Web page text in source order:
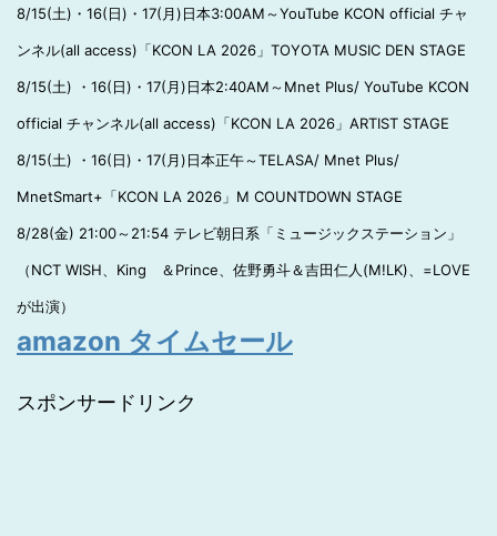
8/15(土)・16(日)・17(月)日本3:00AM～YouTube KCON official チャ
ンネル(all access)「KCON LA 2026」TOYOTA MUSIC DEN STAGE
8/15(土) ・16(日)・17(月)日本2:40AM～Mnet Plus/ YouTube KCON
official チャンネル(all access)「KCON LA 2026」ARTIST STAGE
8/15(土) ・16(日)・17(月)日本正午～TELASA/ Mnet Plus/
MnetSmart+「KCON LA 2026」M COUNTDOWN STAGE
8/28(金) 21:00～21:54 テレビ朝日系「ミュージックステーション」
（NCT WISH、King ＆Prince、佐野勇斗＆吉田仁人(M!LK)、=LOVE
が出演）
amazon タイムセール
スポンサードリンク